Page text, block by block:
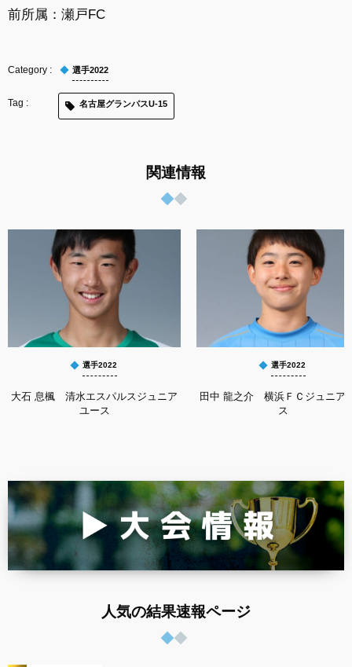
前所属：瀬戸FC
選手2022
名古屋グランパスU-15
関連情報
選手2022
大石 息楓 清水エスパルスジュニア
ユース
選手2022
田中 龍之介 横浜ＦＣジュニア
ス
人気の結果速報ページ